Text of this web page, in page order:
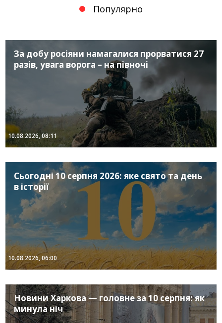
Популярно
За добу росіяни намагалися прорватися 27
разів, увага ворога – на півночі
10.08.2026, 08:11
Сьогодні 10 серпня 2026: яке свято та день
в історії
10.08.2026, 06:00
Новини Харкова — головне за 10 серпня: як
минула ніч